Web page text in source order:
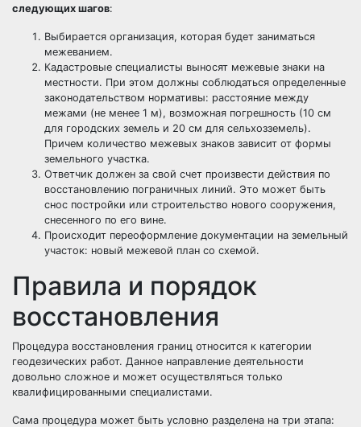
следующих шагов:
Выбирается организация, которая будет заниматься
межеванием.
Кадастровые специалисты выносят межевые знаки на
местности. При этом должны соблюдаться определенные
законодательством нормативы: расстояние между
межами (не менее 1 м), возможная погрешность (10 см
для городских земель и 20 см для сельхозземель).
Причем количество межевых знаков зависит от формы
земельного участка.
Ответчик должен за свой счет произвести действия по
восстановлению пограничных линий. Это может быть
снос постройки или строительство нового сооружения,
снесенного по его вине.
Происходит переоформление документации на земельный
участок: новый межевой план со схемой.
Правила и порядок
восстановления
Процедура восстановления границ относится к категории
геодезических работ. Данное направление деятельности
довольно сложное и может осуществляться только
квалифицированными специалистами.
Сама процедура может быть условно разделена на три этапа: